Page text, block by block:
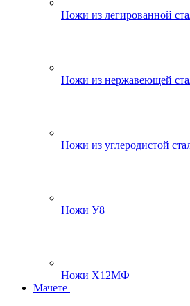
Ножи из легированной
Ножи из нержавеющей
Ножи из углеродистой
Ножи У8
Ножи Х12МФ
Мачете